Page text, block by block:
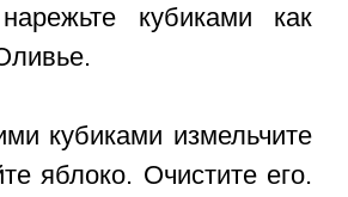
кубиками как
кубиками измельчите
яблоко. Очистите его.